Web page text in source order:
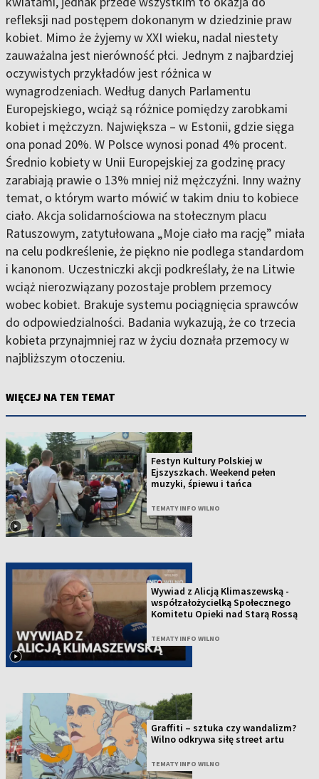
refleksji nad postępem dokonanym w dziedzinie praw
kobiet. Mimo że żyjemy w XXI wieku, nadal niestety
zauważalna jest nierówność płci. Jednym z najbardziej
oczywistych przykładów jest różnica w
wynagrodzeniach. Według danych Parlamentu
Europejskiego, wciąż są różnice pomiędzy zarobkami
kobiet i mężczyzn. Największa – w Estonii, gdzie sięga
ona ponad 20%. W Polsce wynosi ponad 4% procent.
Średnio kobiety w Unii Europejskiej za godzinę pracy
zarabiają prawie o 13% mniej niż mężczyźni. Inny ważny
temat, o którym warto mówić w takim dniu to kobiece
ciało. Akcja solidarnościowa na stołecznym placu
Ratuszowym, zatytułowana „Moje ciało ma rację” miała
na celu podkreślenie, że piękno nie podlega standardom
i kanonom. Uczestniczki akcji podkreślały, że na Litwie
wciąż nierozwiązany pozostaje problem przemocy
wobec kobiet. Brakuje systemu pociągnięcia sprawców
do odpowiedzialności. Badania wykazują, że co trzecia
kobieta przynajmniej raz w życiu doznała przemocy w
najbliższym otoczeniu.
WIĘCEJ NA TEN TEMAT
Festyn Kultury Polskiej w
Ejszyszkach. Weekend pełen
muzyki, śpiewu i tańca
TEMATY INFO WILNO
Wywiad z Alicją Klimaszewską -
współzałożycielką Społecznego
Komitetu Opieki nad Starą Rossą
TEMATY INFO WILNO
Graffiti – sztuka czy wandalizm?
Wilno odkrywa siłę street artu
TEMATY INFO WILNO